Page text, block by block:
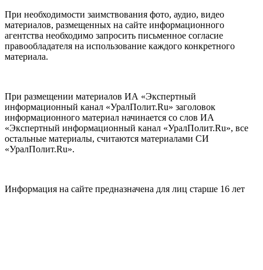
При необходимости заимствования фото, аудио, видео
материалов, размещенных на сайте информационного
агентства необходимо запросить письменное согласие
правообладателя на использование каждого конкретного
материала.
При размещении материалов ИА «Экспертный
информационный канал «УралПолит.Ru» заголовок
информационного материал начинается со слов ИА
«Экспертный информационный канал «УралПолит.Ru», все
остальные материалы, считаются материалами СИ
«УралПолит.Ru».
Информация на сайте предназначена для лиц старше 16 лет